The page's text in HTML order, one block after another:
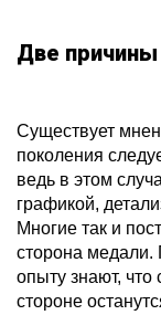
Две причины
Существует
поколения
ведь в этом
графикой,
Многие так и
сторона медали.
опыту знают,
стороне